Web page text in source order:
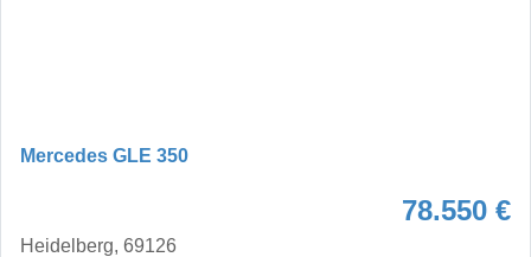
Mercedes GLE 350
78.550 €
Heidelberg, 69126